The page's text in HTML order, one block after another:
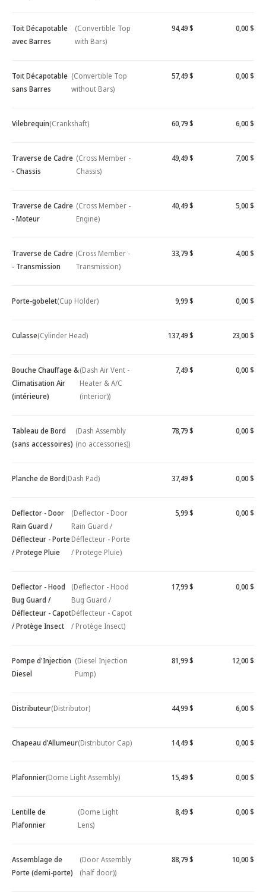
Toit Décapotable
avec Barres
(Convertible Top
with Bars)
94,49 $ 0,00 $
Toit Décapotable
sans Barres
(Convertible Top
without Bars)
57,49 $ 0,00 $
Vilebrequin(Crankshaft) 60,79 $ 6,00 $
Traverse de Cadre
- Chassis
(Cross Member -
Chassis)
49,49 $ 7,00 $
Traverse de Cadre
- Moteur
(Cross Member -
Engine)
40,49 $ 5,00 $
Traverse de Cadre
- Transmission
(Cross Member -
Transmission)
33,79 $ 4,00 $
Porte-gobelet(Cup Holder) 9,99 $ 0,00 $
Culasse(Cylinder Head) 137,49 $ 23,00 $
Bouche Chauffage &
Climatisation Air
(intérieure)
(Dash Air Vent -
Heater & A/C
(interior))
7,49 $ 0,00 $
Tableau de Bord
(sans accessoires)
(Dash Assembly
(no accessories))
78,79 $ 0,00 $
Planche de Bord(Dash Pad) 37,49 $ 0,00 $
Deflector - Door
Rain Guard /
Déflecteur - Porte
/ Protege Pluie
(Deflector - Door
Rain Guard /
Déflecteur - Porte
/ Protege Pluie)
5,99 $ 0,00 $
Deflector - Hood
Bug Guard /
Déflecteur - Capot
/ Protège Insect
(Deflector - Hood
Bug Guard /
Déflecteur - Capot
/ Protège Insect)
17,99 $ 0,00 $
Pompe d'Injection
Diesel
(Diesel Injection
Pump)
81,99 $ 12,00 $
Distributeur(Distributor) 44,99 $ 6,00 $
Chapeau d'Allumeur(Distributor Cap) 14,49 $ 0,00 $
Plafonnier(Dome Light Assembly) 15,49 $ 0,00 $
Lentille de
Plafonnier
(Dome Light
Lens)
8,49 $ 0,00 $
Assemblage de
Porte (demi-porte)
(Door Assembly
(half door))
88,79 $ 10,00 $